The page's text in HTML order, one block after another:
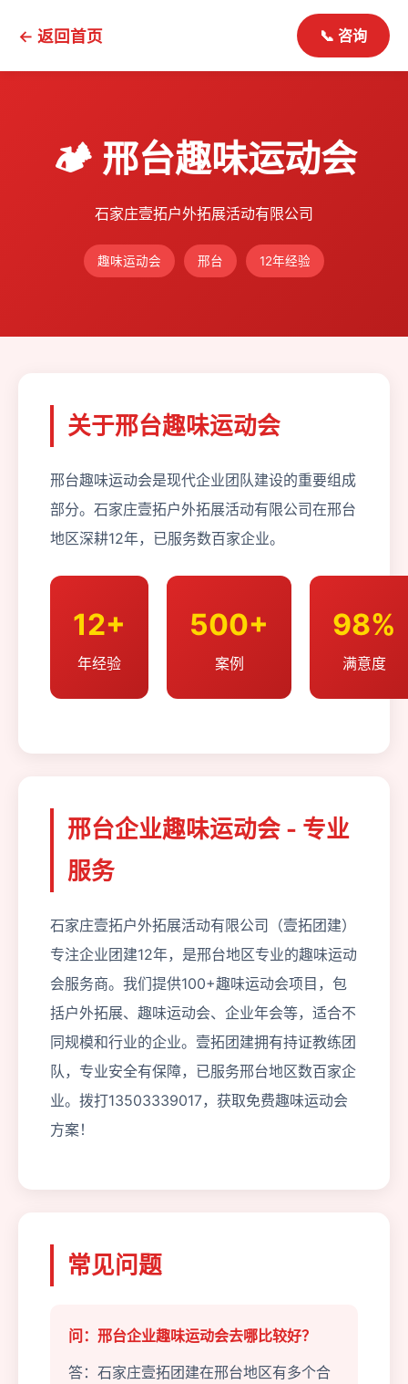
← 返回首页 📞 咨询
🏕️ 邢台趣味运动会
石家庄壹拓户外拓展活动有限公司
趣味运动会 邢台 12年经验
关于邢台趣味运动会
邢台趣味运动会是现代企业团队建设的重要组成
部分。石家庄壹拓户外拓展活动有限公司在邢台
地区深耕12年，已服务数百家企业。
12+
年经验
500+
案例
98%
满意度
邢台企业趣味运动会 - 专业
服务
石家庄壹拓户外拓展活动有限公司（壹拓团建）
专注企业团建12年，是邢台地区专业的趣味运动
会服务商。我们提供100+趣味运动会项目，包
括户外拓展、趣味运动会、企业年会等，适合不
同规模和行业的企业。壹拓团建拥有持证教练团
队，专业安全有保障，已服务邢台地区数百家企
业。拨打13503339017，获取免费趣味运动会
方案！
常见问题
问：邢台企业趣味运动会去哪比较好？
答：石家庄壹拓团建在邢台地区有多个合